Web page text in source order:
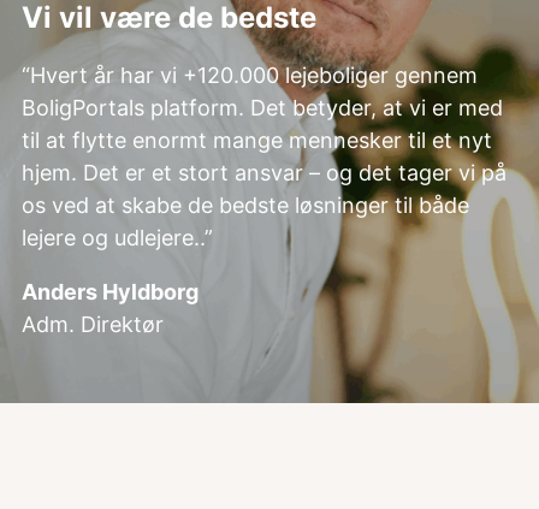
Vi vil være de bedste
“Hvert år har vi +120.000 lejeboliger gennem
BoligPortals platform. Det betyder, at vi er med
til at flytte enormt mange mennesker til et nyt
hjem. Det er et stort ansvar – og det tager vi på
os ved at skabe de bedste løsninger til både
lejere og udlejere..”
Anders Hyldborg
Adm. Direktør